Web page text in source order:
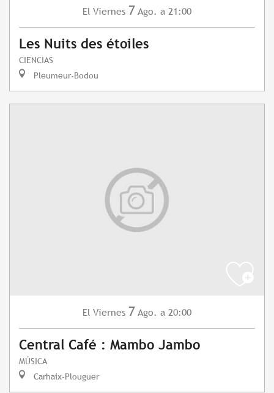
El Viernes 7 Ago. a 21:00
Les Nuits des étoiles
CIENCIAS
Pleumeur-Bodou
El Viernes 7 Ago. a 20:00
Central Café : Mambo Jambo
MÚSICA
Carhaix-Plouguer